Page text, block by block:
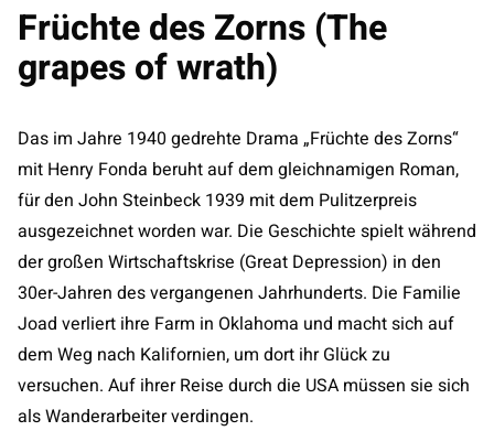
Früchte des Zorns (The
grapes of wrath)
Das im Jahre 1940 gedrehte Drama „Früchte des Zorns“
mit Henry Fonda beruht auf dem gleichnamigen Roman,
für den John Steinbeck 1939 mit dem Pulitzerpreis
ausgezeichnet worden war. Die Geschichte spielt während
der großen Wirtschaftskrise (Great Depression) in den
30er-Jahren des vergangenen Jahrhunderts. Die Familie
Joad verliert ihre Farm in Oklahoma und macht sich auf
dem Weg nach Kalifornien, um dort ihr Glück zu
versuchen. Auf ihrer Reise durch die USA müssen sie sich
als Wanderarbeiter verdingen.